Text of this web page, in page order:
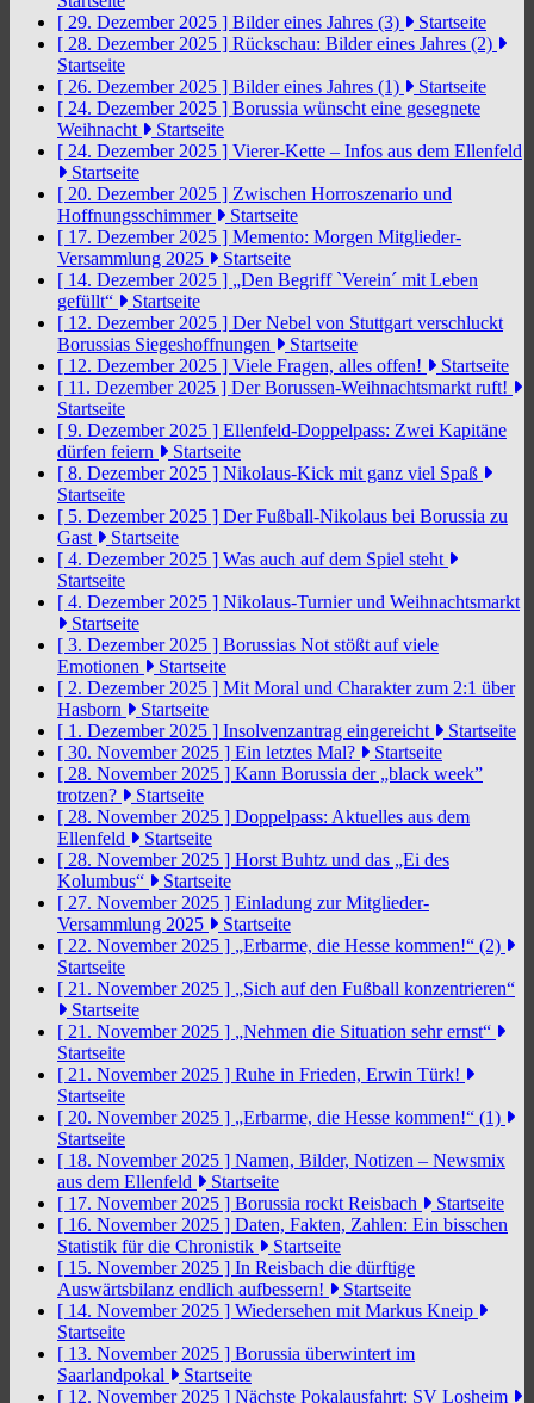
[ 29. Dezember 2025 ] Bilder eines Jahres (3)
Startseite
[ 28. Dezember 2025 ] Rückschau: Bilder eines Jahres (2)
Startseite
[ 26. Dezember 2025 ] Bilder eines Jahres (1)
Startseite
[ 24. Dezember 2025 ] Borussia wünscht eine gesegnete
Weihnacht
Startseite
[ 24. Dezember 2025 ] Vierer-Kette – Infos aus dem Ellenfeld
Startseite
[ 20. Dezember 2025 ] Zwischen Horroszenario und
Hoffnungsschimmer
Startseite
[ 17. Dezember 2025 ] Memento: Morgen Mitglieder-
Versammlung 2025
Startseite
[ 14. Dezember 2025 ] „Den Begriff `Verein´ mit Leben
gefüllt“
Startseite
[ 12. Dezember 2025 ] Der Nebel von Stuttgart verschluckt
Borussias Siegeshoffnungen
Startseite
[ 12. Dezember 2025 ] Viele Fragen, alles offen!
Startseite
[ 11. Dezember 2025 ] Der Borussen-Weihnachtsmarkt ruft!
Startseite
[ 9. Dezember 2025 ] Ellenfeld-Doppelpass: Zwei Kapitäne
dürfen feiern
Startseite
[ 8. Dezember 2025 ] Nikolaus-Kick mit ganz viel Spaß
Startseite
[ 5. Dezember 2025 ] Der Fußball-Nikolaus bei Borussia zu
Gast
Startseite
[ 4. Dezember 2025 ] Was auch auf dem Spiel steht
Startseite
[ 4. Dezember 2025 ] Nikolaus-Turnier und Weihnachtsmarkt
Startseite
[ 3. Dezember 2025 ] Borussias Not stößt auf viele
Emotionen
Startseite
[ 2. Dezember 2025 ] Mit Moral und Charakter zum 2:1 über
Hasborn
Startseite
[ 1. Dezember 2025 ] Insolvenzantrag eingereicht
Startseite
[ 30. November 2025 ] Ein letztes Mal?
Startseite
[ 28. November 2025 ] Kann Borussia der „black week”
trotzen?
Startseite
[ 28. November 2025 ] Doppelpass: Aktuelles aus dem
Ellenfeld
Startseite
[ 28. November 2025 ] Horst Buhtz und das „Ei des
Kolumbus“
Startseite
[ 27. November 2025 ] Einladung zur Mitglieder-
Versammlung 2025
Startseite
[ 22. November 2025 ] „Erbarme, die Hesse kommen!“ (2)
Startseite
[ 21. November 2025 ] „Sich auf den Fußball konzentrieren“
Startseite
[ 21. November 2025 ] „Nehmen die Situation sehr ernst“
Startseite
[ 21. November 2025 ] Ruhe in Frieden, Erwin Türk!
Startseite
[ 20. November 2025 ] „Erbarme, die Hesse kommen!“ (1)
Startseite
[ 18. November 2025 ] Namen, Bilder, Notizen – Newsmix
aus dem Ellenfeld
Startseite
[ 17. November 2025 ] Borussia rockt Reisbach
Startseite
[ 16. November 2025 ] Daten, Fakten, Zahlen: Ein bisschen
Statistik für die Chronistik
Startseite
[ 15. November 2025 ] In Reisbach die dürftige
Auswärtsbilanz endlich aufbessern!
Startseite
[ 14. November 2025 ] Wiedersehen mit Markus Kneip
Startseite
[ 13. November 2025 ] Borussia überwintert im
Saarlandpokal
Startseite
[ 12. November 2025 ] Nächste Pokalausfahrt: SV Losheim